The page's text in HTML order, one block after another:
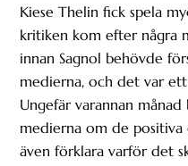
Kiese Thelin fick spela
kritiken kom efter några
innan Sagnol behövde
medierna, och det var
Ungefär varannan
medierna om de
även förklara varför det